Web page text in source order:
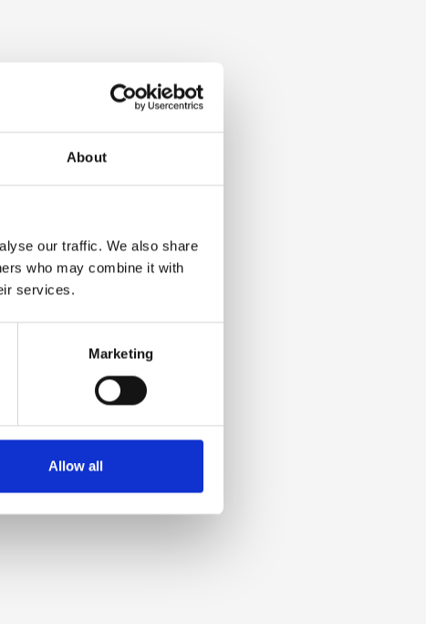
About
our traffic. We also share
who may combine it with
services.
Marketing
Allow all